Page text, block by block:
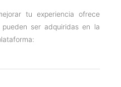
tu experiencia ofrece
ser adquiridas en la